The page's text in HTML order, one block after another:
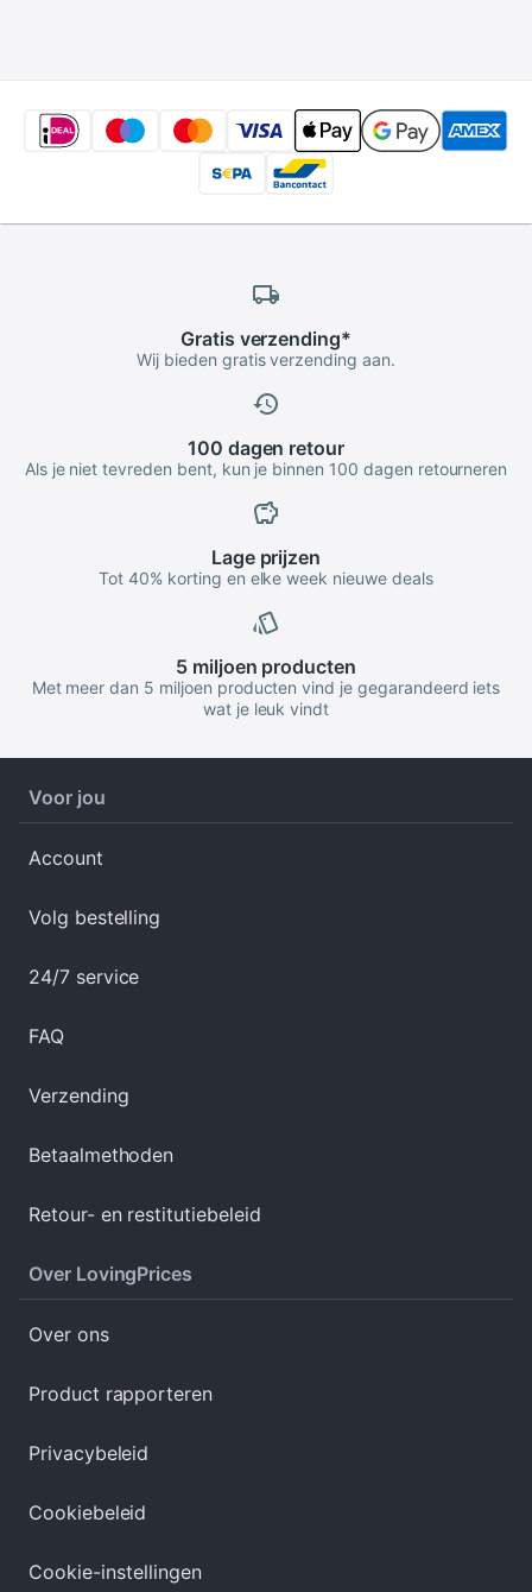
Gratis verzending*
Wij bieden gratis verzending aan.
100 dagen retour
Als je niet tevreden bent, kun je binnen 100 dagen retourneren
Lageprijzen
Tot 40% korting en elke week nieuwe deals
5 miljoen producten
Met meer dan 5 miljoen producten vind je gegarandeerd iets
wat je leuk vindt
Voor jou
Account
Volg bestelling
24/7 service
FAQ
Verzending
Betaalmethoden
Retour- en restitutiebeleid
Over LovingPrices
Over ons
Product rapporteren
Privacybeleid
Cookiebeleid
Cookie-instellingen